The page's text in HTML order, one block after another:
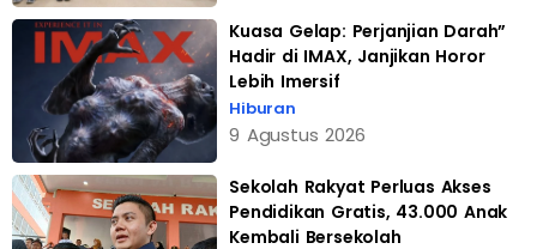
Kuasa Gelap: Perjanjian Darah”
Hadir di IMAX, Janjikan Horor
Lebih Imersif
Hiburan
9 Agustus 2026
Sekolah Rakyat Perluas Akses
Pendidikan Gratis, 43.000 Anak
Kembali Bersekolah